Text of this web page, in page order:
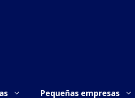
Pequeñas empresas